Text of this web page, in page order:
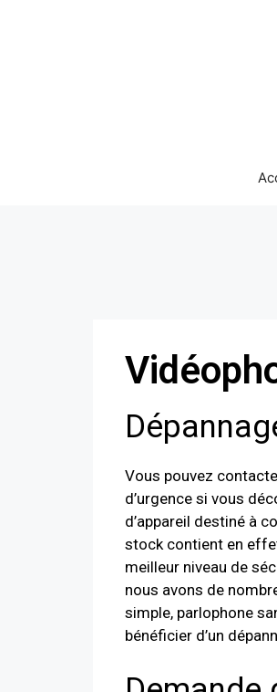
Vous pouvez
d’urgence si vous
d’appareil destiné à
stock contient en
meilleur niveau de
nous avons de
simple, parlophone
bénéficier d’un